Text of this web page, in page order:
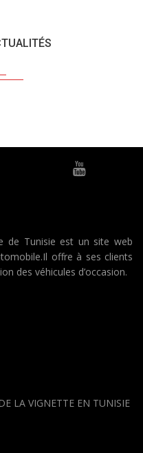
de Tunisie est un site web
offre à ses clients
des véhicules d’occasion.
LA VIGNETTE EN TUNISIE